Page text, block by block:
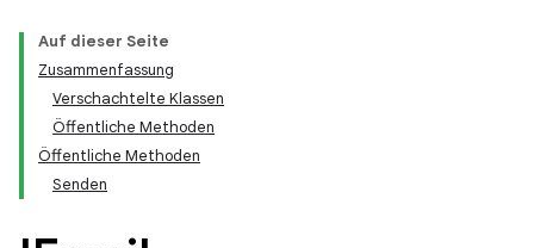
Auf dieser Seite
Zusammenfassung
Verschachtelte Klassen
Öffentliche Methoden
Öffentliche Methoden
Senden